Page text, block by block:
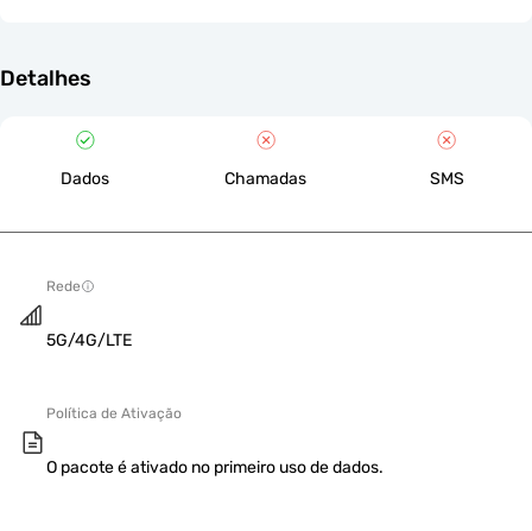
Detalhes
Dados Chamadas SMS
Rede
5G/4G/LTE
Política de Ativação
O pacote é ativado no primeiro uso de dados.